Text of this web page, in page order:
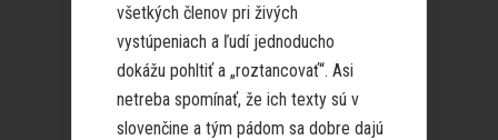
všetkých členov pri živých
vystúpeniach a ľudí jednoducho
dokážu pohltiť a „roztancovať“. Asi
netreba spomínať, že ich texty sú v
slovenčine a tým pádom sa dobre dajú